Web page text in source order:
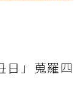
日」蒐羅四